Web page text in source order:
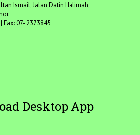
Ismail, Jalan Datin Halimah,
Fax: 07- 2373845
Desktop App